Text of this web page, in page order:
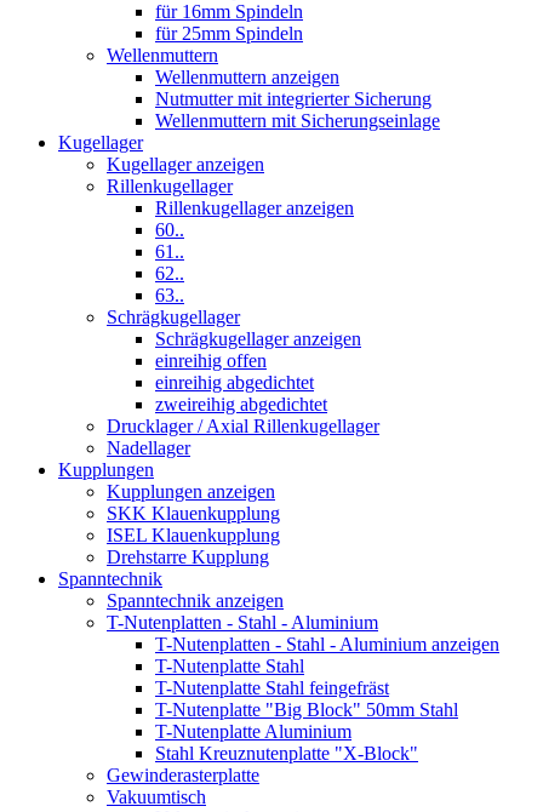
für 16mm Spindeln
für 25mm Spindeln
Wellenmuttern
Wellenmuttern anzeigen
Nutmutter mit integrierter Sicherung
Wellenmuttern mit Sicherungseinlage
Kugellager
Kugellager anzeigen
Rillenkugellager
Rillenkugellager anzeigen
60..
61..
62..
63..
Schrägkugellager
Schrägkugellager anzeigen
einreihig offen
einreihig abgedichtet
zweireihig abgedichtet
Drucklager / Axial Rillenkugellager
Nadellager
Kupplungen
Kupplungen anzeigen
SKK Klauenkupplung
ISEL Klauenkupplung
Drehstarre Kupplung
Spanntechnik
Spanntechnik anzeigen
T-Nutenplatten - Stahl - Aluminium
T-Nutenplatten - Stahl - Aluminium anzeigen
T-Nutenplatte Stahl
T-Nutenplatte Stahl feingefräst
T-Nutenplatte "Big Block" 50mm Stahl
T-Nutenplatte Aluminium
Stahl Kreuznutenplatte "X-Block"
Gewinderasterplatte
Vakuumtisch